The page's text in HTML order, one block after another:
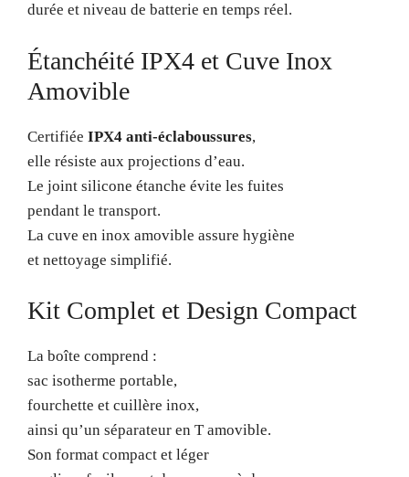
durée et niveau de batterie en temps réel.
Étanchéité IPX4 et Cuve Inox
Amovible
Certifiée IPX4 anti-éclaboussures,
elle résiste aux projections d’eau.
Le joint silicone étanche évite les fuites
pendant le transport.
La cuve en inox amovible assure hygiène
et nettoyage simplifié.
Kit Complet et Design Compact
La boîte comprend :
sac isotherme portable,
fourchette et cuillère inox,
ainsi qu’un séparateur en T amovible.
Son format compact et léger